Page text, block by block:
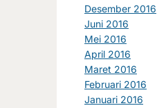
Desember 2016
Juni 2016
Mei 2016
April 2016
Maret 2016
Februari 2016
Januari 2016